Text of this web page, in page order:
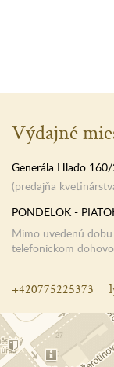
Výdajné
Generála Hlaďo
(predajňa
PONDELOK -
Mimo uvedenú
telefonickom
+420775225373